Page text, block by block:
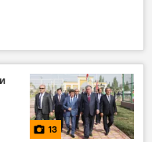
Фармон, амр ва қарорҳои тозатарини Эмомалӣ Раҳмон
13